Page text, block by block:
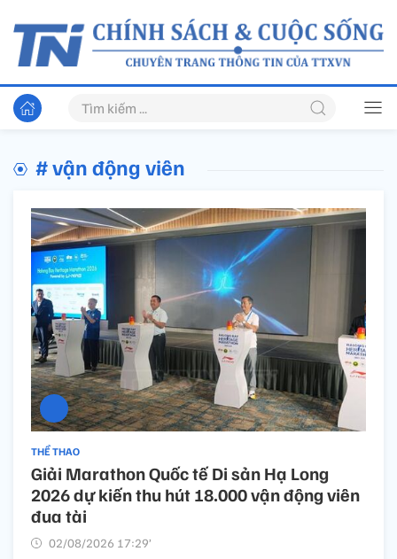
# vận động viên
THỂ THAO
Giải Marathon Quốc tế Di sản Hạ Long
2026 dự kiến thu hút 18.000 vận động viên
đua tài
02/08/2026 17:29’